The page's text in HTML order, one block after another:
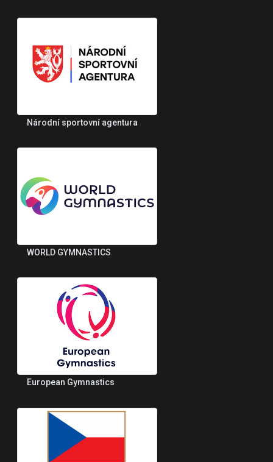
Národní sportovní agentura
WORLD GYMNASTICS
European Gymnastics